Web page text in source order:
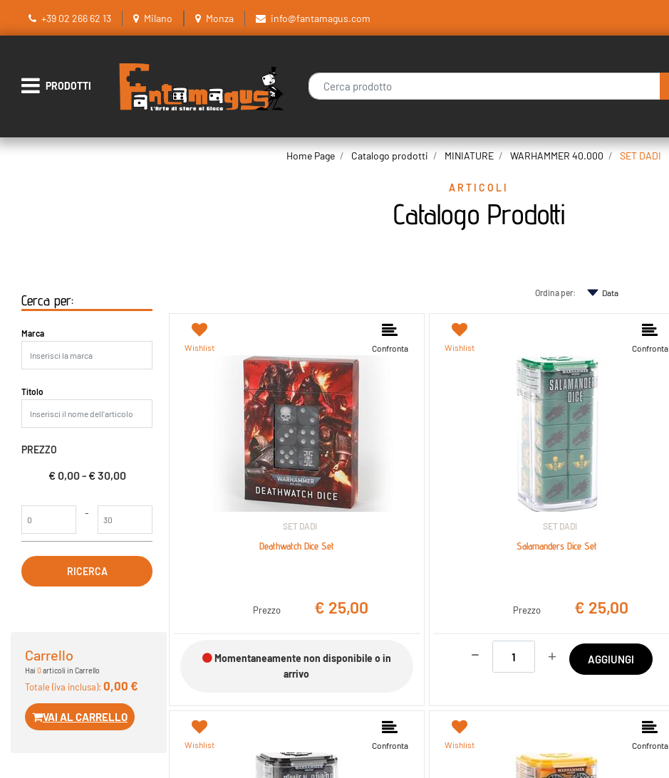
+39 02 266 62 13 Milano Monza info@fantamagus.com
Open menu La modifica di un filtro aggiorna automaticamente gli altri filtri disponibili.
Home Page Catalogo prodotti MINIATURE WARHAMMER 40.000 SET DADI
ARTICOLI
Catalogo Prodotti
Cerca per:
La modifica di un filtro aggiorna automaticamente gli altri filtri disponibili.
Marca
Titolo
PREZZO
€ 0,00 - € 30,00
-
Carrello
Hai 0articoli in Carrello
Totale (iva inclusa): 0,00 €
VAI AL CARRELLO
Ordina per:
Wishlist Confronta
SET DADI
Deathwatch Dice Set
Prezzo € 25,00
Momentaneamente non disponibile o in
arrivo
Wishlist Confronta
SET DADI
Salamanders Dice Set
Prezzo € 25,00
AGGIUNGI
Wishlist Confronta Wishlist Confronta